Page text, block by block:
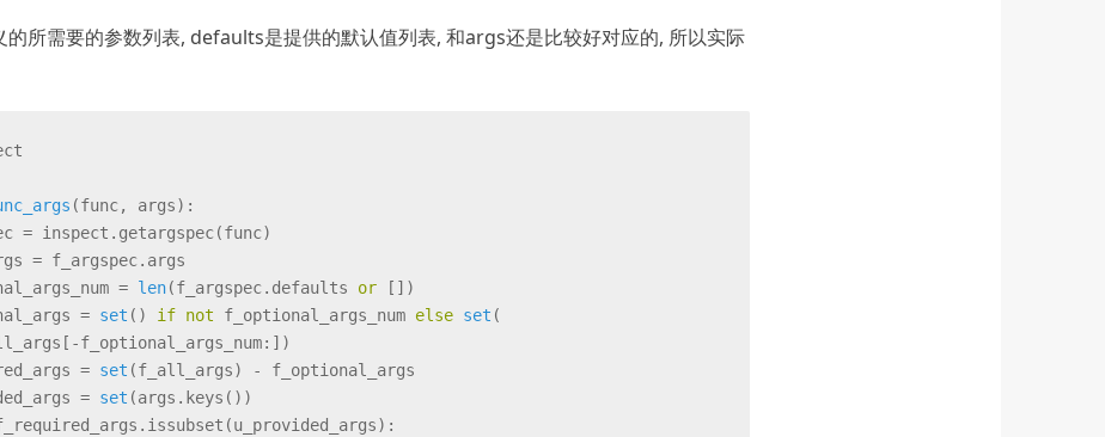
所需要的参数列表, defaults是提供的默认值列表, 和args还是比较好对应的, 所以实际
(func, args):
= inspect.getargspec(func)
= f_argspec.args
=
len(f_argspec.defaults or [])
=
set () if not f_optional_args_num else set (
f_optional_args_num:])
=
set (f_all_args) - f_optional_args
=
set (args.keys())